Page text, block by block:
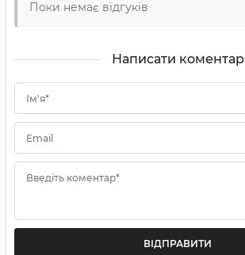
Поки немає відгуків
Написати коментар
Ім'я*
Email
Введіть коментар*
ВІДПРАВИТИ